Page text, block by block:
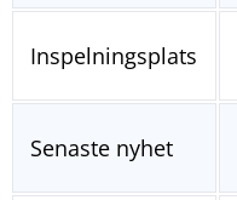
Inspelningsplats
Senaste nyhet